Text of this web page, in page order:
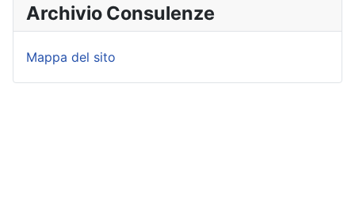
Archivio Consulenze
Mappa del sito